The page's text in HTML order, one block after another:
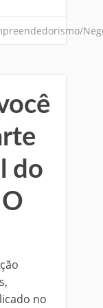
do
no